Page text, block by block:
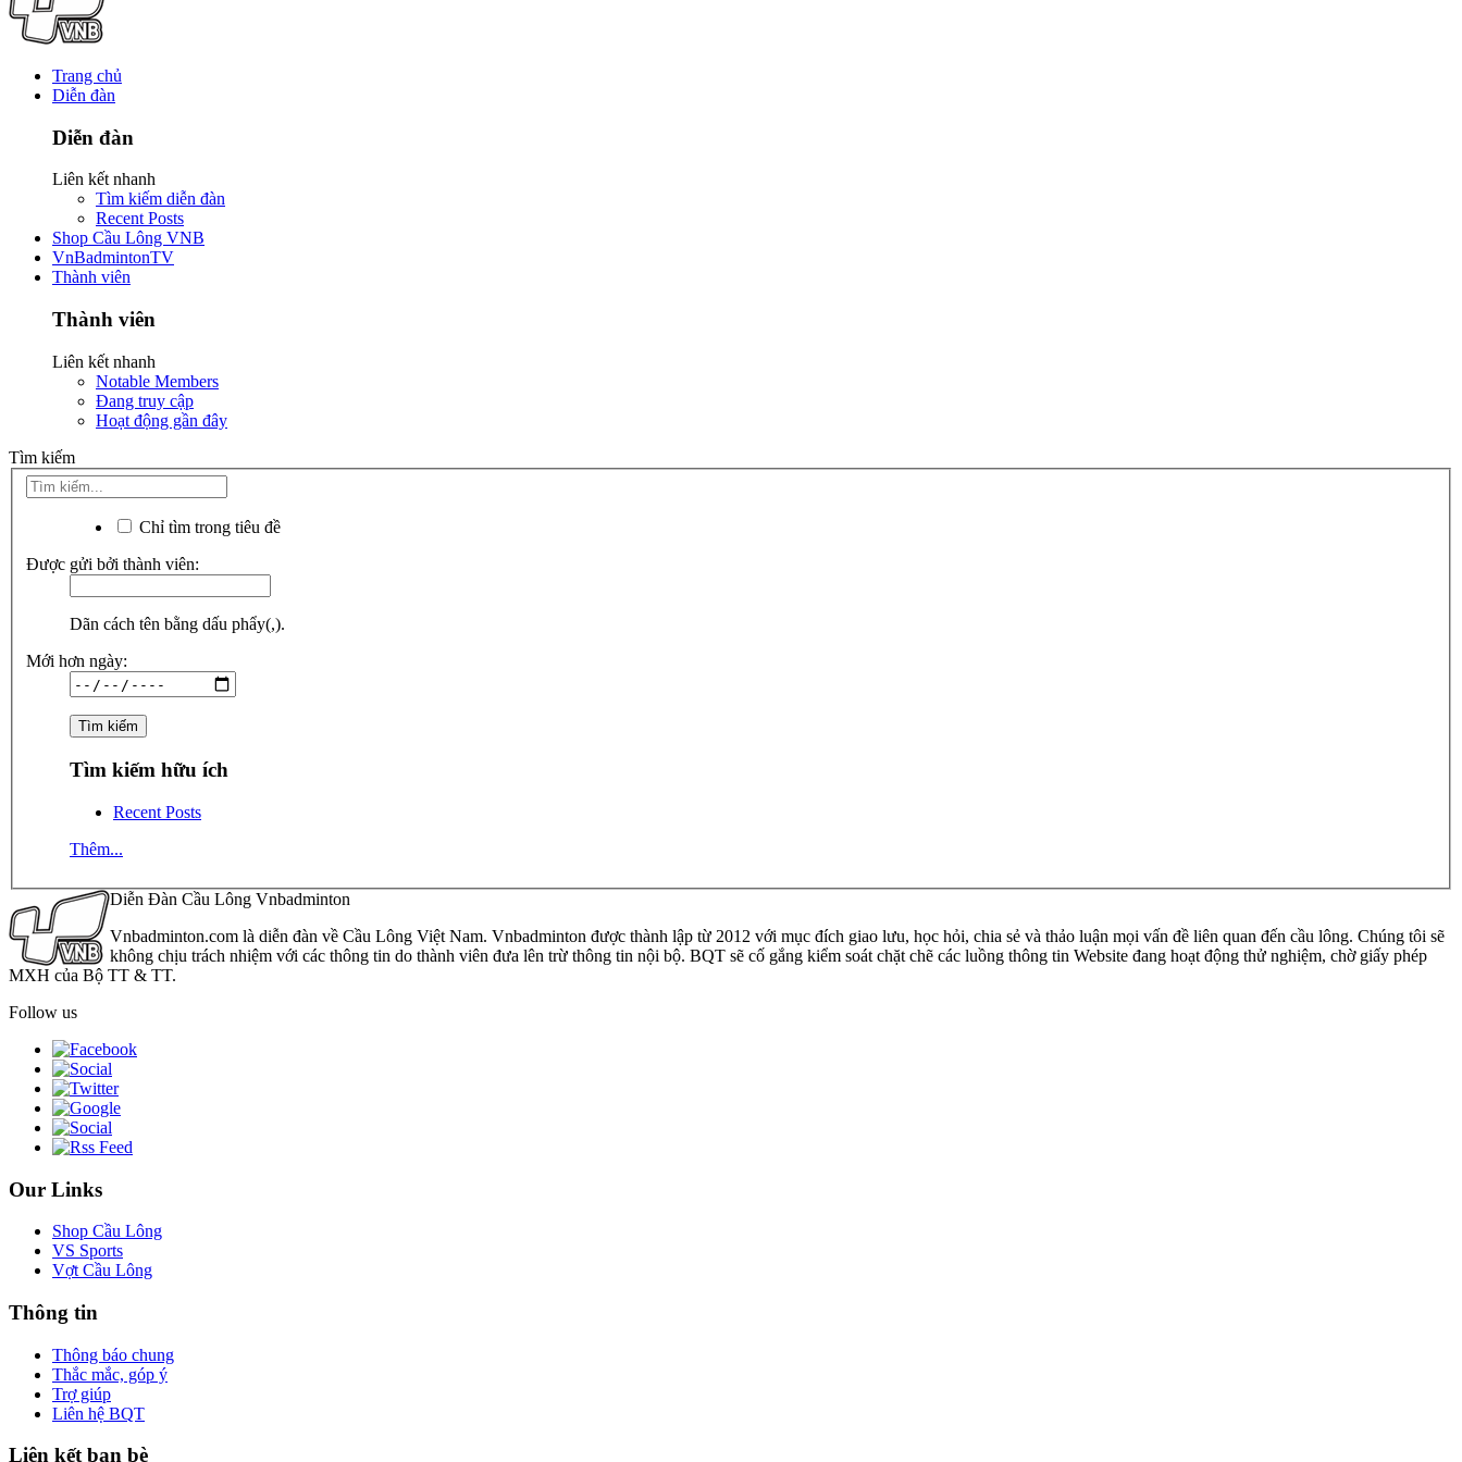
Trang chủ
Diễn đàn
Diễn đàn
Liên kết nhanh
Tìm kiếm diễn đàn
Recent Posts
Shop Cầu Lông VNB
VnBadmintonTV
Thành viên
Thành viên
Liên kết nhanh
Notable Members
Đang truy cập
Hoạt động gần đây
Tìm kiếm
Chỉ tìm trong tiêu đề
Được gửi bởi thành viên:
Dãn cách tên bằng dấu phẩy(,).
Mới hơn ngày:
Tìm kiếm hữu ích
Recent Posts
Thêm...
Diễn Đàn Cầu Lông Vnbadminton
Vnbadminton.com là diễn đàn về Cầu Lông Việt Nam. Vnbadminton được thành lập từ 2012 với mục đích giao lưu, học hỏi, chia sẻ và thảo luận mọi vấn đề liên quan đến cầu lông. Chúng tôi sẽ
không chịu trách nhiệm với các thông tin do thành viên đưa lên trừ thông tin nội bộ. BQT sẽ cố gắng kiểm soát chặt chẽ các luồng thông tin Website đang hoạt động thử nghiệm, chờ giấy phép
MXH của Bộ TT & TT.
Follow us
Our Links
Shop Cầu Lông
VS Sports
Vợt Cầu Lông
Thông tin
Thông báo chung
Thắc mắc, góp ý
Trợ giúp
Liên hệ BQT
Liên kết bạn bè